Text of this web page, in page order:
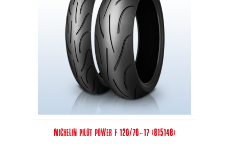
Michelin Pilot Power F 120/70-17 (815148)